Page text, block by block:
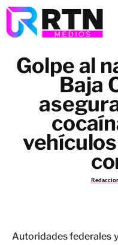
Golpe al
Baja
Autoridades federales